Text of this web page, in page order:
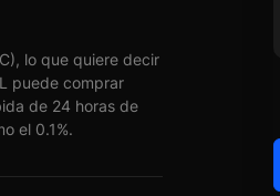
lo que quiere decir
puede comprar
de 24 horas de
el 0.1%.